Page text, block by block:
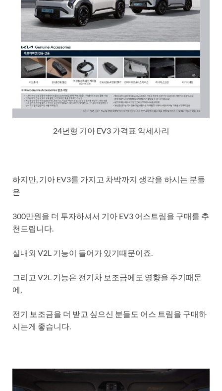
24년형 기아 EV3 가격표 악세사리
하지만, 기아 EV3를 가지고 차박까지 생각을 하시는 분들
은
300만원을 더 투자하셔서 기아 EV3 어스트림을 구매를 추
천드립니다.
실내외 V2L 기능이 들어가 있기때문이죠.
그리고 V2L 기능은 전기차 보조금에도 영향을 주기때문
에,
전기 보조금을 더 받고 싶으신 분들도 어스 트림을 구매하
시는게 좋습니다.